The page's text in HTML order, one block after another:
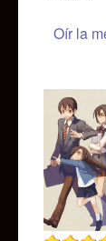
Oír la